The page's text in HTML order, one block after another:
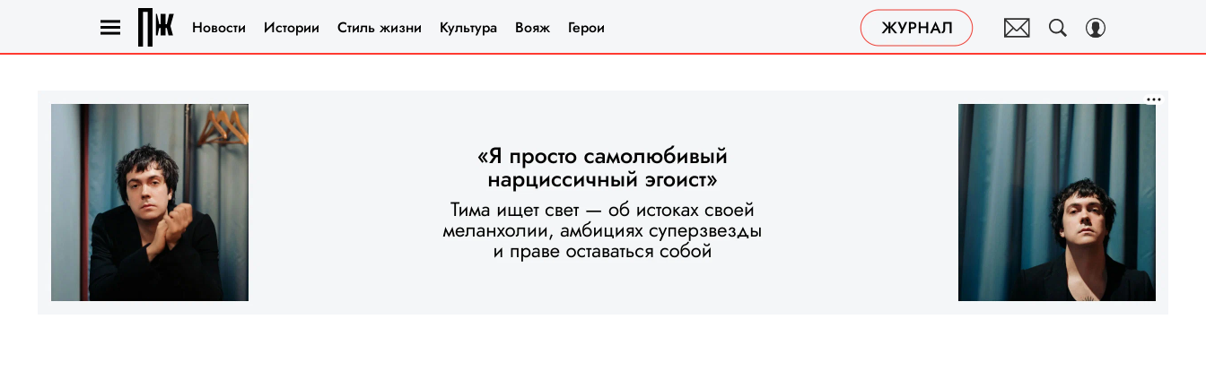
Новости Истории Стиль жизни Культура Вояж Герои